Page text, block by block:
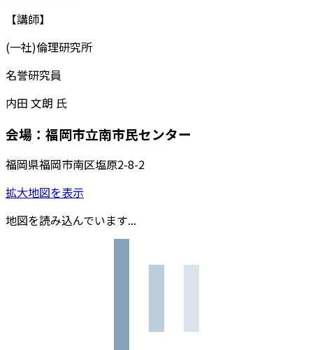
【講師】
(一社)倫理研究所
名誉研究員
内田 文朗 氏
会場：福岡市立南市民センター
福岡県福岡市南区塩原2-8-2
拡大地図を表示
地図を読み込んでいます...